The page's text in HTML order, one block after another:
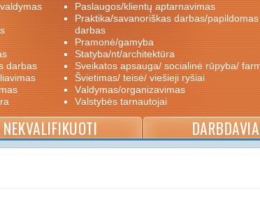
darbas
paslaugos/klientų aptarnavimas
praktika/savanoriškas darbas/papildomas
darbas
pramonė/gamyba
statyba/nt/architektūra
sveikatos apsauga/ socialinė rūpyba/
švietimas/ teisė/ viešieji ryšiai
valdymas/organizavimas
valstybės tarnautojai
NEKVALIFIKUOTI